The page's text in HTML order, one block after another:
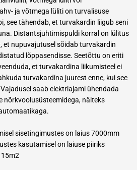
ja võtmega lüliti on turvalisuse
see tähendab, et turvakardin liigub seni
Distantsjuhtimispuldi korral on lülitus
et nupuvajutusel sõidab turvakardin
lõppasendisse. Seetõttu on eriti
et turvakardina liikumisteel ei
turvakardina juurest enne, kui see
saab elektriajami ühendada
nõrkvoolusüsteemidega, näiteks
sisetingimustes on laius 7000mm
kasutamisel on laiuse piiriks